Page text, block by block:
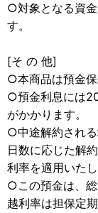
○対象となる資
す。
[そ の 他]
○本商品は預金保
○預金利息には
がかかります。
○中途解約され
日数に応じた解
利率を適用いたし
○この預金は、
越利率は担保定